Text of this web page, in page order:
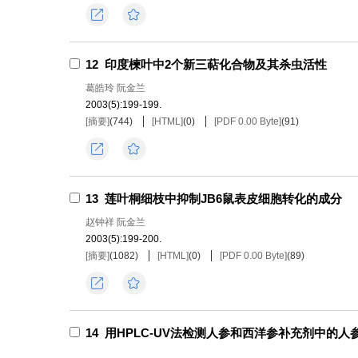
12 印度楝叶中2个新三萜化合物及其杀虫活性
葛皓玲 阮金兰
2003(5):199-199.
[摘要](744) [HTML](0) [PDF 0.00 Byte](91)
13 莲叶桐细枝中抑制JB6鼠表皮细胞转化的成分
赵钟祥 阮金兰
2003(5):199-200.
[摘要](1082) [HTML](0) [PDF 0.00 Byte](89)
14 用HPLC-UV法检测人参和西洋参补充剂中的人